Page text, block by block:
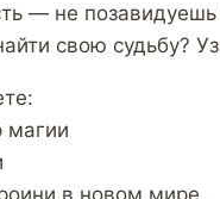
— не позавидуешь
свою судьбу?
магии